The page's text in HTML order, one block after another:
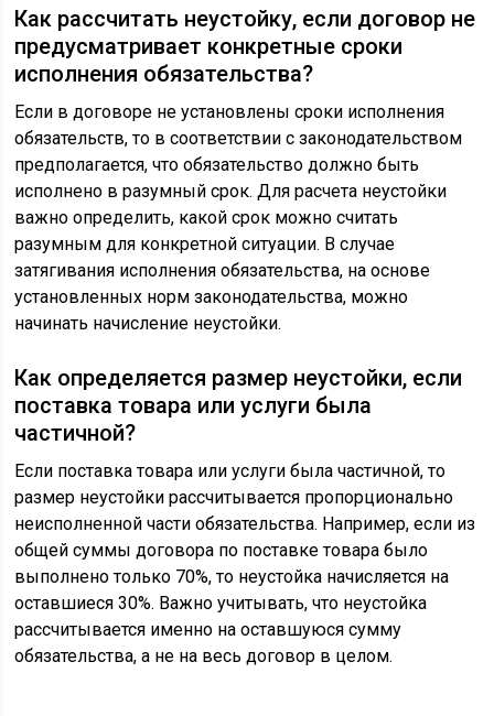
Как рассчитать неустойку, если договор не
предусматривает конкретные сроки
исполнения обязательства?
Если в договоре не установлены сроки исполнения
обязательств, то в соответствии с законодательством
предполагается, что обязательство должно быть
исполнено в разумный срок. Для расчета неустойки
важно определить, какой срок можно считать
разумным для конкретной ситуации. В случае
затягивания исполнения обязательства, на основе
установленных норм законодательства, можно
начинать начисление неустойки.
Как определяется размер неустойки, если
поставка товара или услуги была
частичной?
Если поставка товара или услуги была частичной, то
размер неустойки рассчитывается пропорционально
неисполненной части обязательства. Например, если из
общей суммы договора по поставке товара было
выполнено только 70%, то неустойка начисляется на
оставшиеся 30%. Важно учитывать, что неустойка
рассчитывается именно на оставшуюся сумму
обязательства, а не на весь договор в целом.